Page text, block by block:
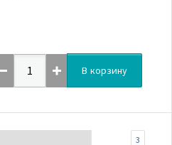
В корзину
3